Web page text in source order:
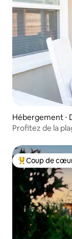
Hébergement ⋅
Profitez de la
Coups de cœur
Coup de